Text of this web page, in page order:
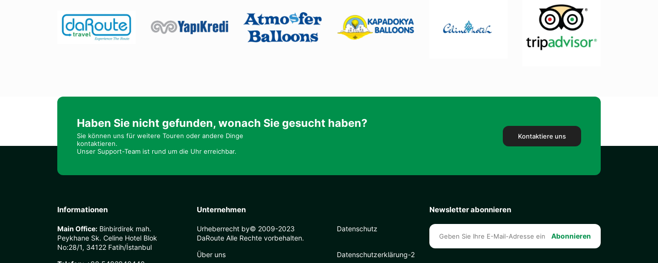
Haben Sie nicht gefunden, wonach Sie gesucht haben?
Sie können uns für weitere Touren oder andere Dinge
kontaktieren.
Unser Support-Team ist rund um die Uhr erreichbar.
Kontaktiere uns
Informationen
Main Office: Binbirdirek mah.
Peykhane Sk. Celine Hotel Blok
No:28/1, 34122 Fatih/İstanbul
Unternehmen
Urheberrecht by© 2009-2023
DaRoute Alle Rechte vorbehalten.
Über uns
Datenschutz
Datenschutzerklärung-2
Newsletter abonnieren
Abonnieren